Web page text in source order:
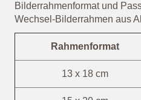
Bilderrahmenformat und
Wechsel-Bilderrahmen aus
Rahmenformat
13 x 18 cm